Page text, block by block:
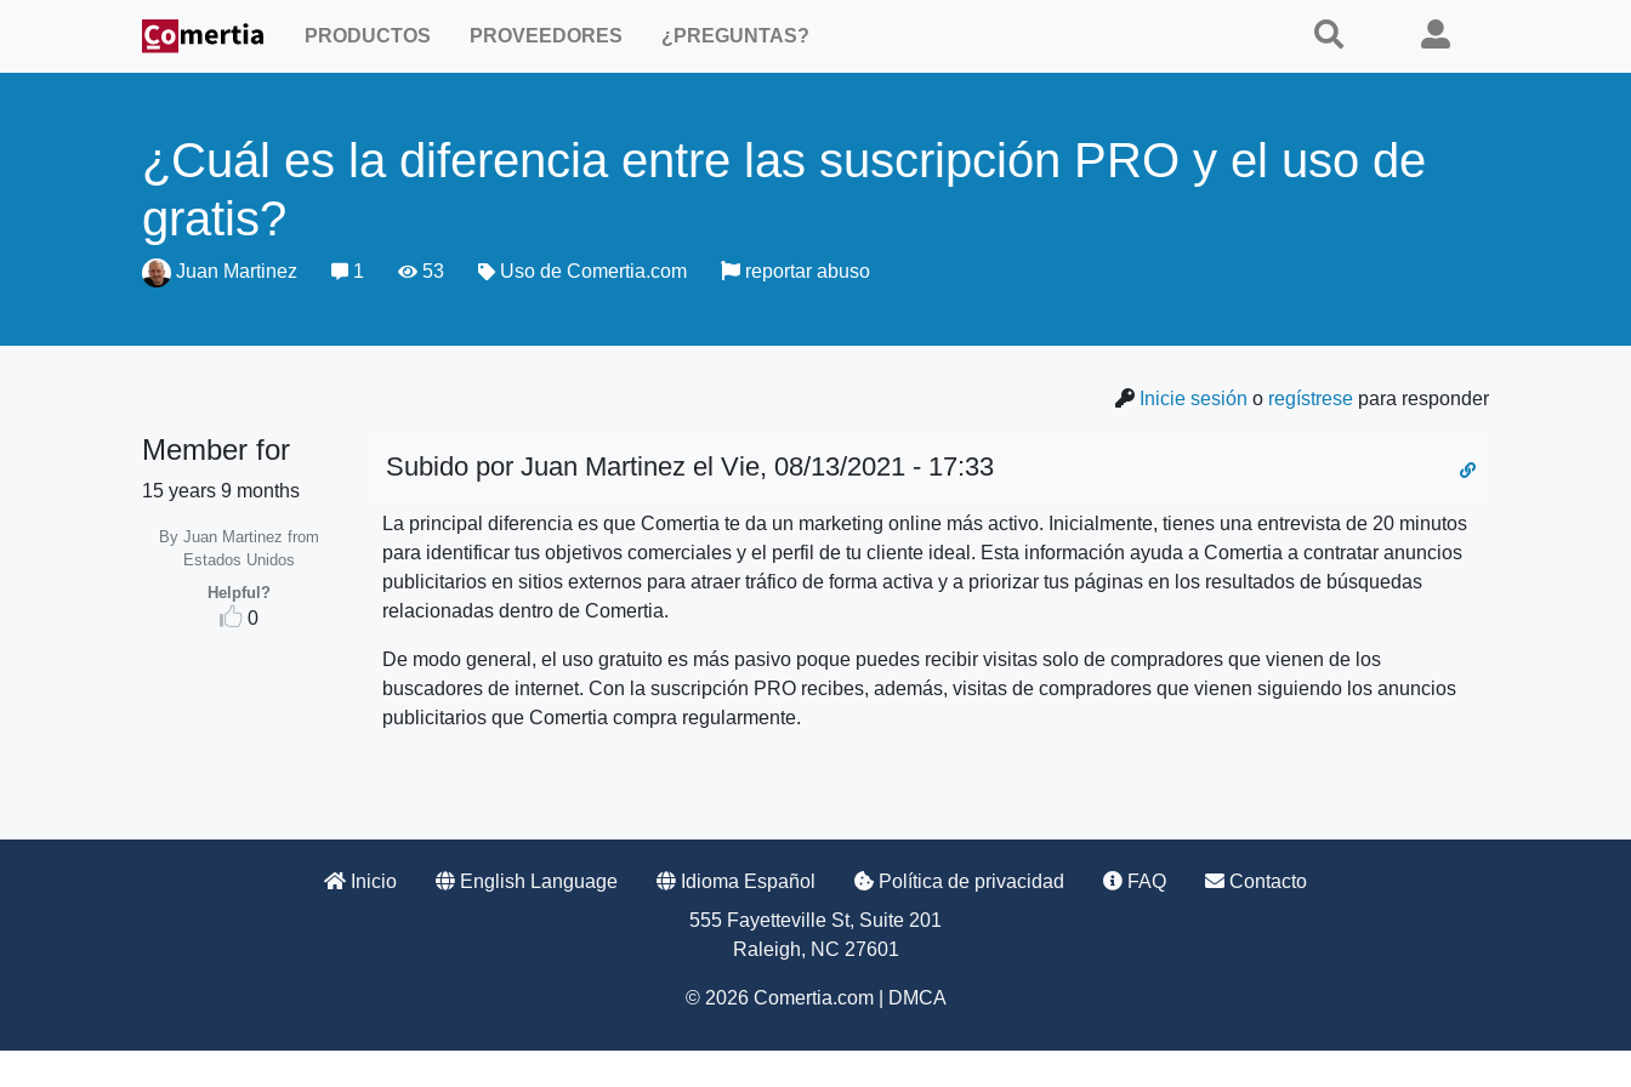
contenido
PRODUCTOS PROVEEDORES ¿PREGUNTAS?
¿Cuál es la diferencia entre las suscripción PRO y el uso de
gratis?
Juan Martinez 1 53 Uso de Comertia.com reportar abuso
Inicie sesión o regístrese para responder
Member for
15 years 9 months
By Juan Martinez from
Estados Unidos
Helpful?
0
Subido porJuan Martinez el Vie, 08/13/2021 - 17:33
La
principal
diferencia
es…
La principal diferencia es que Comertia te da un marketing online más activo. Inicialmente, tienes una entrevista de 20 minutos
para identificar tus objetivos comerciales y el perfil de tu cliente ideal. Esta información ayuda a Comertia a contratar anuncios
publicitarios en sitios externos para atraer tráfico de forma activa y a priorizar tus páginas en los resultados de búsquedas
relacionadas dentro de Comertia.
De modo general, el uso gratuito es más pasivo poque puedes recibir visitas solo de compradores que vienen de los
buscadores de internet. Con la suscripción PRO recibes, además, visitas de compradores que vienen siguiendo los anuncios
publicitarios que Comertia compra regularmente.
Inicio English Language Idioma Español Política de privacidad FAQ
Contacto
555 Fayetteville St, Suite 201
Raleigh, NC 27601
© 2026 Comertia.com | DMCA